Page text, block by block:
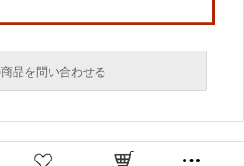
商品を問い合わせる